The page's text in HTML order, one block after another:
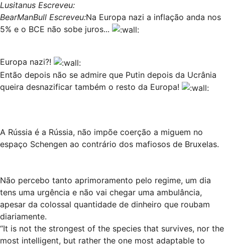
Lusitanus Escreveu:
BearManBull Escreveu:Na Europa nazi a inflação anda nos
5% e o BCE não sobe juros...
Europa nazi?!
Então depois não se admire que Putin depois da Ucrânia
queira desnazificar também o resto da Europa!
A Rússia é a Rússia, não impõe coerção a miguem no
espaço Schengen ao contrário dos mafiosos de Bruxelas.
Não percebo tanto aprimoramento pelo regime, um dia
tens uma urgência e não vai chegar uma ambulância,
apesar da colossal quantidade de dinheiro que roubam
diariamente.
“It is not the strongest of the species that survives, nor the
most intelligent, but rather the one most adaptable to